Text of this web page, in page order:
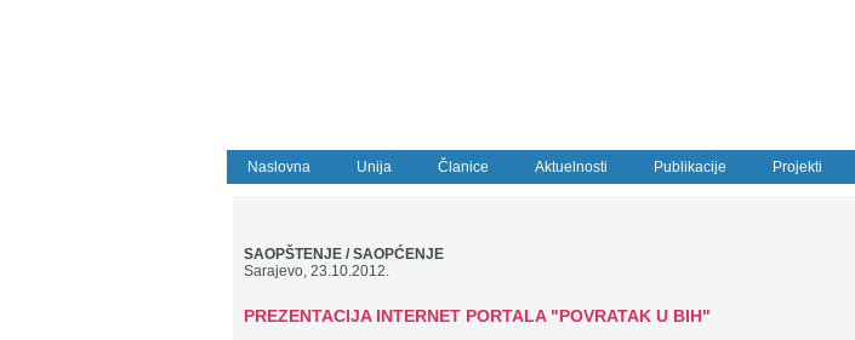
Naslovna Unija Članice Aktuelnosti Publikacije Projekti
SAOPŠTENJE / SAOPĆENJE
Sarajevo, 23.10.2012.
PREZENTACIJA INTERNET PORTALA "POVRATAK U BIH"